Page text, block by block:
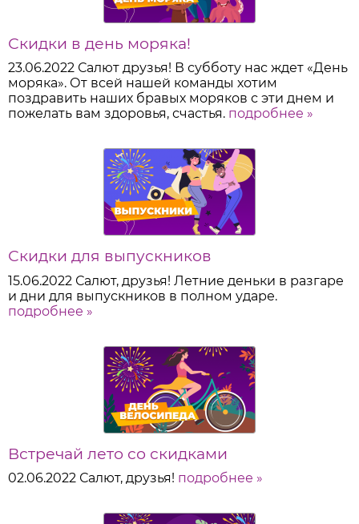
Скидки в день моряка!
23.06.2022 Салют друзья! В субботу нас ждет «День
моряка». От всей нашей команды хотим
поздравить наших бравых моряков с эти днем и
пожелать вам здоровья, счастья. подробнее »
Скидки для выпускников
15.06.2022 Салют, друзья! Летние деньки в разгаре
и дни для выпускников в полном ударе.
подробнее »
Встречай лето со скидками
02.06.2022 Салют, друзья! подробнее »